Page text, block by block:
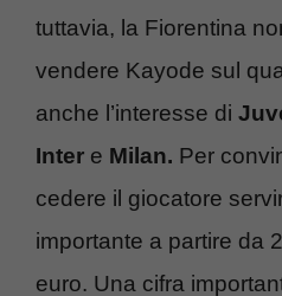
tuttavia, la Fiorentina
vendere Kayode sul
anche l’interesse di
Inter e Milan. Per
cedere il giocatore
importante a partire da
euro. Una cifra